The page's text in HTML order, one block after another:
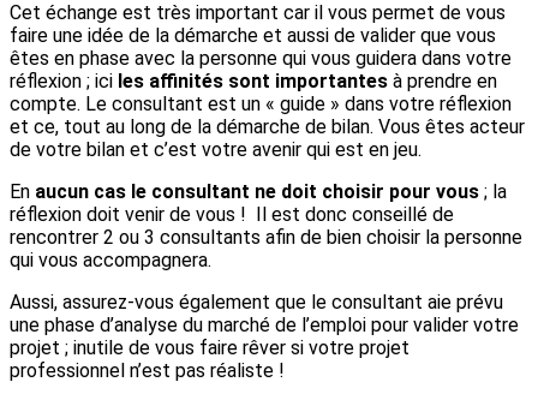
Cet échange est très important car il vous permet de vous
faire une idée de la démarche et aussi de valider que vous
êtes en phase avec la personne qui vous guidera dans votre
réflexion ; ici les affinités sont importantes à prendre en
compte. Le consultant est un « guide » dans votre réflexion
et ce, tout au long de la démarche de bilan. Vous êtes acteur
de votre bilan et c’est votre avenir qui est en jeu.
En aucun cas le consultant ne doit choisir pour vous ; la
réflexion doit venir de vous ! Il est donc conseillé de
rencontrer 2 ou 3 consultants afin de bien choisir la personne
qui vous accompagnera.
Aussi, assurez-vous également que le consultant aie prévu
une phase d’analyse du marché de l’emploi pour valider votre
projet ; inutile de vous faire rêver si votre projet
professionnel n’est pas réaliste !